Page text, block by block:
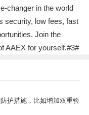
changer in the world
security, low fees, fast
Join the
AAEX for yourself.#3#
护措施，比如增加双重验